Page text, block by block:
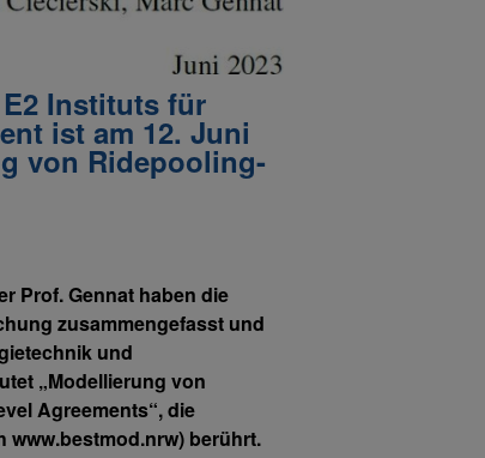
Instituts für
ist am 12. Juni
von Ridepooling-
Prof. Gennat haben die
zusammengefasst und
und
„Modellierung von
Agreements“, die
www.bestmod.nrw) berührt.